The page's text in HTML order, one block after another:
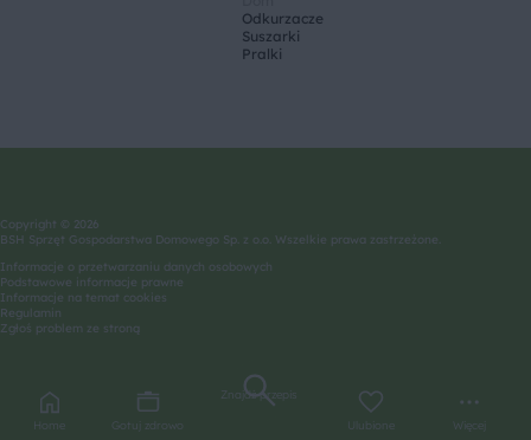
Home Gotuj zdrowo
Znajdź przepis
Ulubione Więcej
Odkurzacze
Suszarki
Pralki
Copyright © 2026
BSH Sprzęt Gospodarstwa Domowego Sp. z o.o. Wszelkie prawa zastrzeżone.
Informacje o przetwarzaniu danych osobowych
Podstawowe informacje prawne
Informacje na temat cookies
Regulamin
Zgłoś problem ze stroną